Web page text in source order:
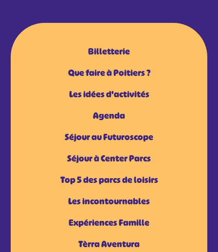
Billetterie
Que faire à Poitiers ?
Les idées d'activités
Agenda
Séjour au Futuroscope
Séjour à Center Parcs
Top 5 des parcs de loisirs
Les incontournables
Expériences Famille
Tèrra Aventura